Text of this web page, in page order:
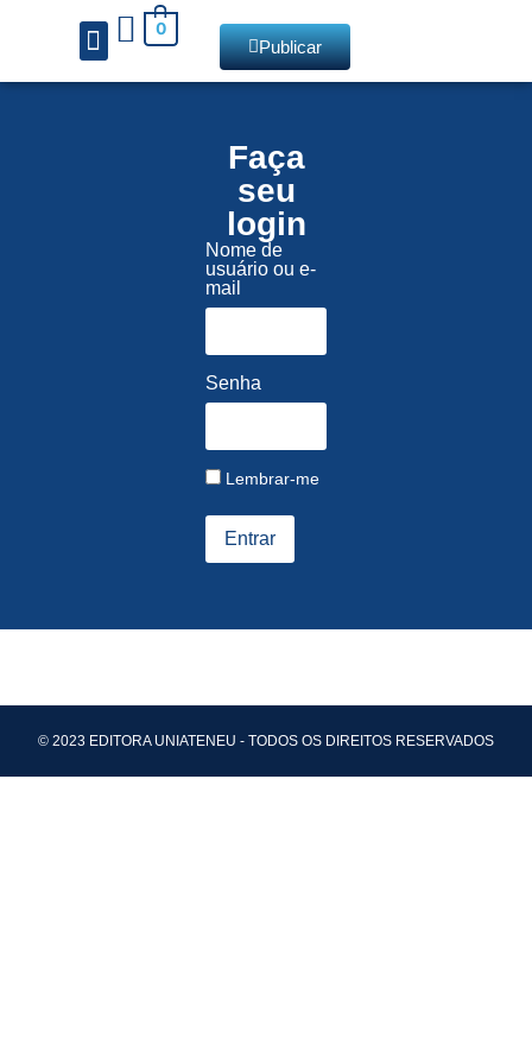
0
Publicar
Faça
seu
login
Nome de
usuário ou e-
mail
Senha
Lembrar-me
Entrar
© 2023 EDITORA UNIATENEU - TODOS OS DIREITOS RESERVADOS